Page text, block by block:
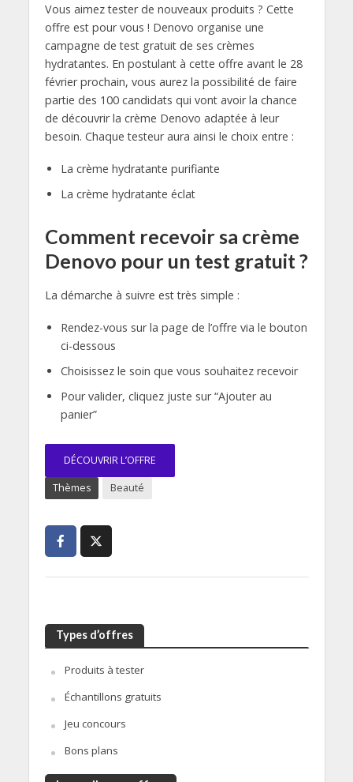
Vous aimez tester de nouveaux produits ? Cette
offre est pour vous ! Denovo organise une
campagne de test gratuit de ses crèmes
hydratantes. En postulant à cette offre avant le 28
février prochain, vous aurez la possibilité de faire
partie des 100 candidats qui vont avoir la chance
de découvrir la crème Denovo adaptée à leur
besoin. Chaque testeur aura ainsi le choix entre :
La crème hydratante purifiante
La crème hydratante éclat
Comment recevoir sa crème
Denovo pour un test gratuit ?
La démarche à suivre est très simple :
Rendez-vous sur la page de l’offre via le bouton
ci-dessous
Choisissez le soin que vous souhaitez recevoir
Pour valider, cliquez juste sur “Ajouter au
panier”
DÉCOUVRIR L’OFFRE
Thèmes Beauté
Types d’offres
Produits à tester
Échantillons gratuits
Jeu concours
Bons plans